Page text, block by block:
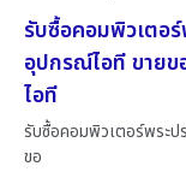
รับซื้อคอมพิวเตอ
อุปกรณ์ไอที ขาย
ไอที
รับซื้อคอมพิวเตอร์พระป
ขอ